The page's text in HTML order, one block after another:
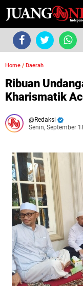
Home / Daerah
Ribuan
Kharismatik
Redaksi
Senin, September